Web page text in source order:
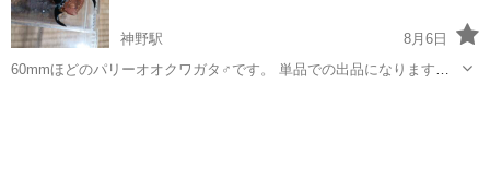
神野駅
8月6日
60mmほどのパリーオオクワガタ♂です。 単品での出品になります。